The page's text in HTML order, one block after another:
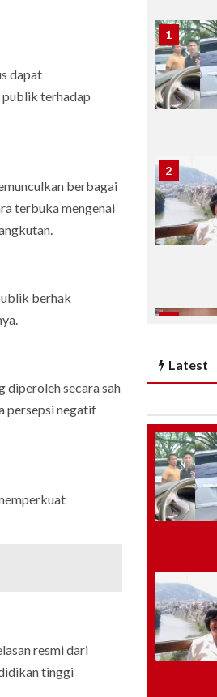
dapat
publik terhadap
berbagai
terbuka mengenai
berhak
diperoleh secara sah
persepsi negatif
resmi dari
tinggi
1
2
4
5
Latest